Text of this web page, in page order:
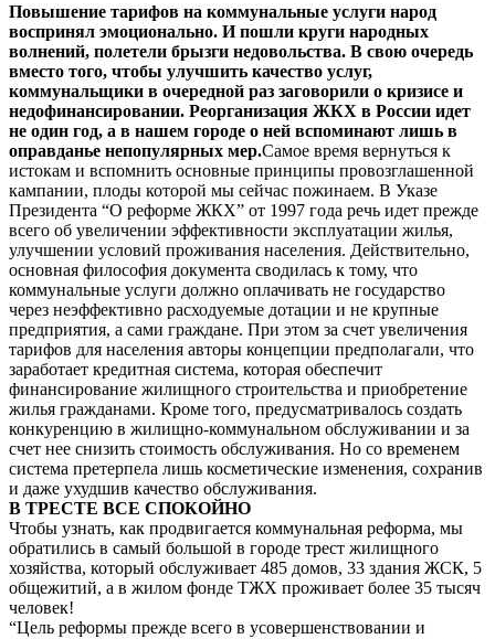
Повышение тарифов на коммунальные услуги народ
воспринял эмоционально. И пошли круги народных
волнений, полетели брызги недовольства. В свою очередь
вместо того, чтобы улучшить качество услуг,
коммунальщики в очередной раз заговорили о кризисе и
недофинансировании. Реорганизация ЖКХ в России идет
не один год, а в нашем городе о ней вспоминают лишь в
оправданье непопулярных мер.Самое время вернуться к
истокам и вспомнить основные принципы провозглашенной
кампании, плоды которой мы сейчас пожинаем. В Указе
Президента “О реформе ЖКХ” от 1997 года речь идет прежде
всего об увеличении эффективности эксплуатации жилья,
улучшении условий проживания населения. Действительно,
основная философия документа сводилась к тому, что
коммунальные услуги должно оплачивать не государство
через неэффективно расходуемые дотации и не крупные
предприятия, а сами граждане. При этом за счет увеличения
тарифов для населения авторы концепции предполагали, что
заработает кредитная система, которая обеспечит
финансирование жилищного строительства и приобретение
жилья гражданами. Кроме того, предусматривалось создать
конкуренцию в жилищно-коммунальном обслуживании и за
счет нее снизить стоимость обслуживания. Но со временем
система претерпела лишь косметические изменения, сохранив
и даже ухудшив качество обслуживания.
В ТРЕСТЕ ВСЕ СПОКОЙНО
Чтобы узнать, как продвигается коммунальная реформа, мы
обратились в самый большой в городе трест жилищного
хозяйства, который обслуживает 485 домов, 33 здания ЖСК, 5
общежитий, а в жилом фонде ТЖХ проживает более 35 тысяч
человек!
“Цель реформы прежде всего в усовершенствовании и